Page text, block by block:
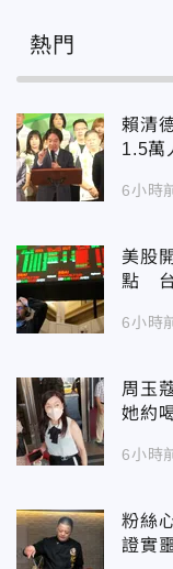
熱門
賴清
1.5萬
6小時
美股
點 台
6小時
周玉
她約
6小時
粉絲
證實